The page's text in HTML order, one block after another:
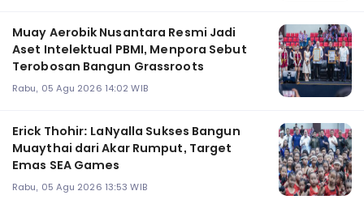
Muay Aerobik Nusantara Resmi Jadi
Aset Intelektual PBMI, Menpora Sebut
Terobosan Bangun Grassroots
Rabu, 05 Agu 2026 14:02 WIB
Erick Thohir: LaNyalla Sukses Bangun
Muaythai dari Akar Rumput, Target
Emas SEA Games
Rabu, 05 Agu 2026 13:53 WIB